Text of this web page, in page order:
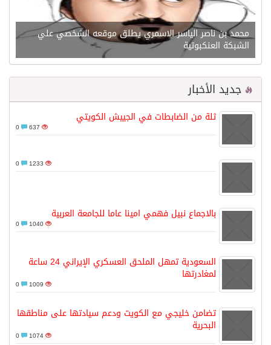
محمد بن ناصر الياسر الاسمري يطلق موقعه الشخصي علي
الشبكة العنكبوتية
جديد الأخبار
ثلة من الضابطات في الجييش الكويتي
637
1233
بالاجماع نبيل فهمي امينا عاما للجامعة العربية
1040
السعودية تمهل الملحق العسكري الإيراني 24 ساعة
لمغادرتها
1009
تضامن خليجي مع الكويت ودعم سيادتها على مناطقها
البحرية
1074